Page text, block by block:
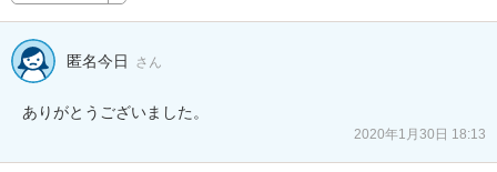
匿名今日 さん
ありがとうございました。
2020年1月30日 18:13